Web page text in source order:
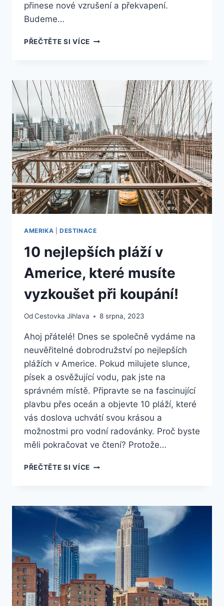
přinese nové vzrušení a překvapení.
Budeme…
PŘEČTĚTE SI VÍCE10
AMERICE,
KTERÁ
VÁS
OHROMÍ
SVOU
KRÁSOU!
AMERIKA DESTINACE
10 nejlepších pláží v
Americe, které musíte
vyzkoušet při koupání!
OdCestovka Jihlava 8 srpna, 2023
Ahoj přátelé! Dnes se společně vydáme na
neuvěřitelné dobrodružství po nejlepších
plážích v Americe. Pokud milujete slunce,
písek a osvěžující vodu, pak jste na
správném místě. Připravte se na fascinující
plavbu přes oceán a objevte 10 pláží, které
vás doslova uchvátí svou krásou a
možnostmi pro vodní radovánky. Proč byste
měli pokračovat ve čtení? Protože…
PŘEČTĚTE SI VÍCE10
AMERICE,
KTERÉ
MUSÍTE
VYZKOUŠET
PŘI
KOUPÁNÍ!